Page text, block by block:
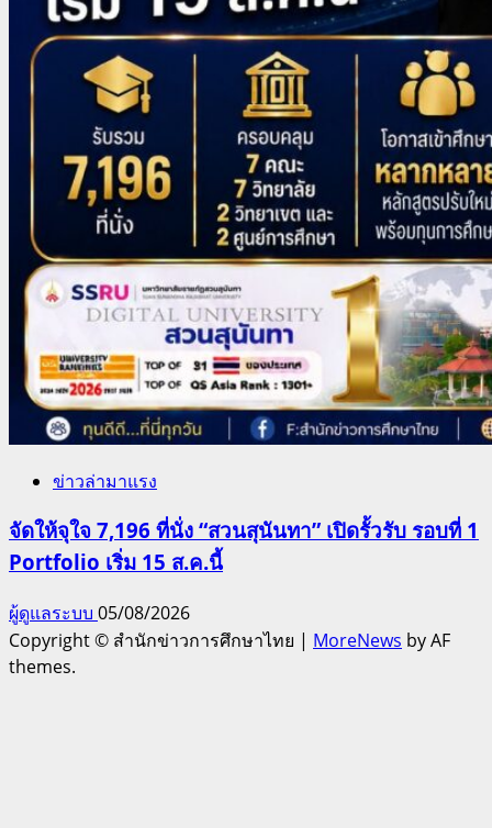
ข่าวล่ามาแรง
จัดให้จุใจ 7,196 ที่นั่ง “สวนสุนันทา” เปิดรั้วรับ รอบที่ 1
Portfolio เริ่ม 15 ส.ค.นี้
ผู้ดูแลระบบ 05/08/2026
Copyright © สำนักข่าวการศึกษาไทย | MoreNews by AF
themes.